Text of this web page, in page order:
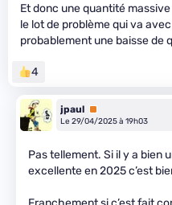
Et donc une quantité
le lot de problème qui va
probablement une baisse de
4
jpaul Premium
Le 29/04/2025 à 19h03
Pas tellement. Si il y a bien
excellente en 2025 c’est